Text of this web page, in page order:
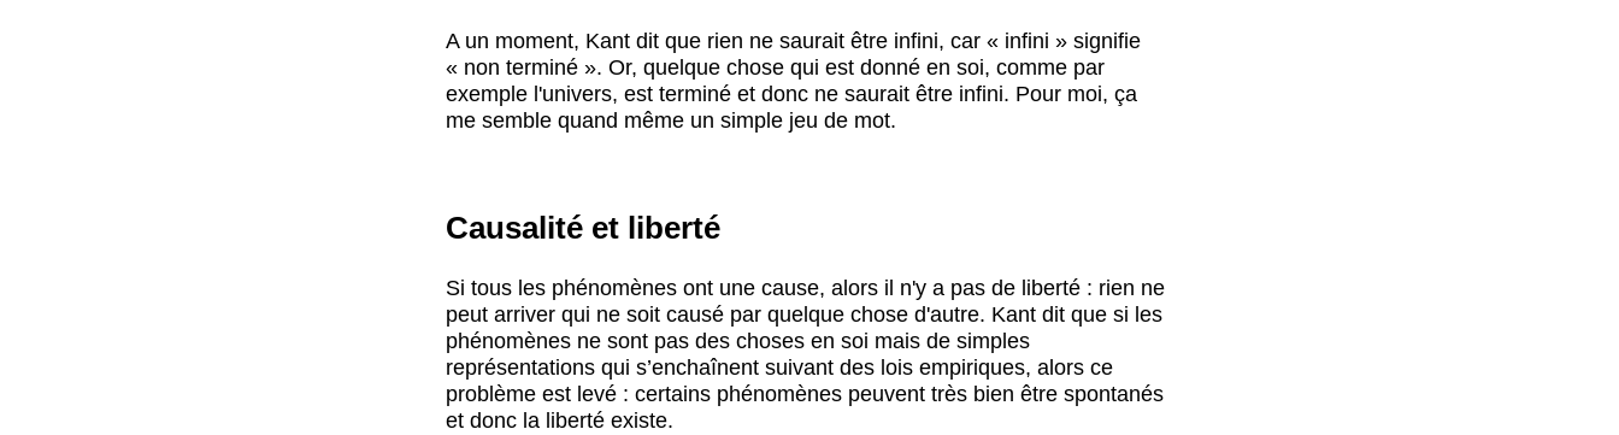
A un moment, Kant dit que rien ne saurait être infini, car « infini » signifie
« non terminé ». Or, quelque chose qui est donné en soi, comme par
exemple l'univers, est terminé et donc ne saurait être infini. Pour moi, ça
me semble quand même un simple jeu de mot.
Causalité et liberté
Si tous les phénomènes ont une cause, alors il n'y a pas de liberté : rien ne
peut arriver qui ne soit causé par quelque chose d'autre. Kant dit que si les
phénomènes ne sont pas des choses en soi mais de simples
représentations qui s’enchaînent suivant des lois empiriques, alors ce
problème est levé : certains phénomènes peuvent très bien être spontanés
et donc la liberté existe.